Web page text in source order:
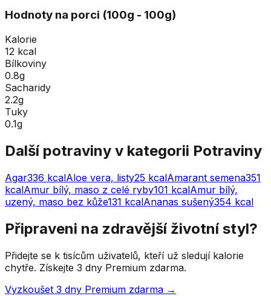
Hodnoty na porci (100g - 100g)
Kalorie
12 kcal
Bílkoviny
0.8g
Sacharidy
2.2g
Tuky
0.1g
Další potraviny v kategorii Potraviny
Agar336 kcalAloe vera, listy25 kcalAmarant semena351
kcalAmur bílý, maso z celé ryby101 kcalAmur bílý,
uzený, maso bez kůže131 kcalAnanas sušený354 kcal
Připraveni na zdravější životní styl?
Přidejte se k tisícům uživatelů, kteří už sledují kalorie
chytře. Získejte 3 dny Premium zdarma.
Vyzkoušet 3 dny Premium zdarma →